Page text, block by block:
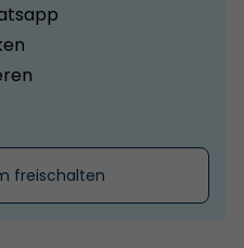
freischalten